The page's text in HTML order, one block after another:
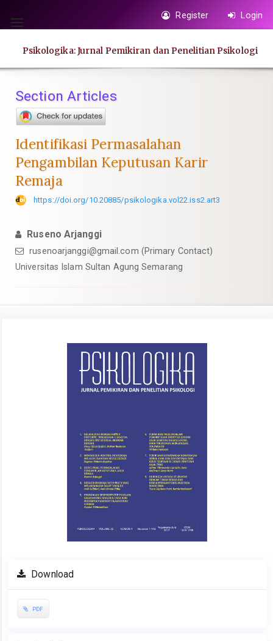
jump
content
Navigation
Main
Sidebar
Toggle
Register Login
Psikologika: Jurnal Pemikiran dan Penelitian Psikologi
Section Articles
Identifikasi Permasalahan
Pengambilan Keputusan Karir
Remaja
https://doi.org/10.20885/psikologika.vol22.iss2.art3
Ruseno Arjanggi
rusenoarjanggi@gmail.com (Primary Contact)
Universitas Islam Sultan Agung Semarang
Download
PDF